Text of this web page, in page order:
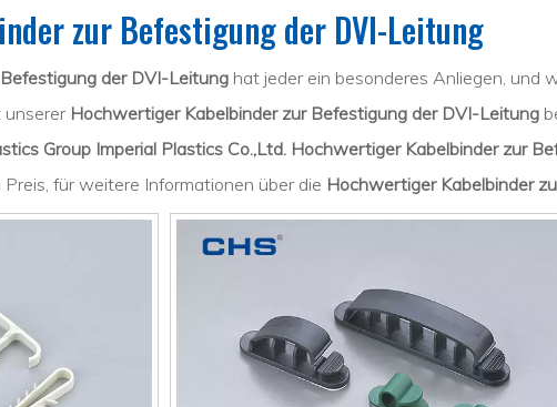
zur Befestigung der DVI-Leitung
der DVI-Leitung hat jeder ein besonderes Anliegen, und
unserer Hochwertiger Kabelbinder zur Befestigung der DVI-Leitung
Group Imperial Plastics Co.,Ltd. Hochwertiger Kabelbinder zur
für weitere Informationen über die Hochwertiger Kabelbinder